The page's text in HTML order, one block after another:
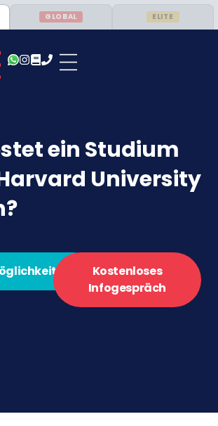
GLOBAL ELITE
ein Studium
University
Kostenloses
Infogespräch